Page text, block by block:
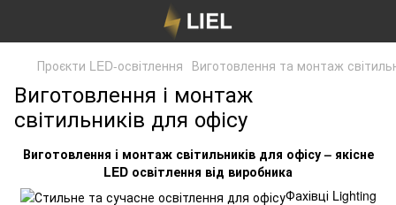
Проєкти LED-освітлення Виготовлення та монтаж
Виготовлення і монтаж
світильників для офісу
Виготовлення і монтаж світильників для офісу – якісне
LED освітлення від виробника
Фахівці Lighting